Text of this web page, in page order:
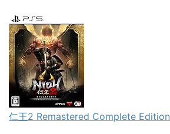
仁王2 Remastered Complete Edition